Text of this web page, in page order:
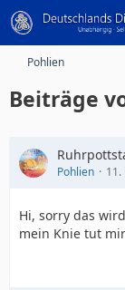
Pohlien
Beiträge
Pohlien 11.
Hi, sorry das
mein Knie tut